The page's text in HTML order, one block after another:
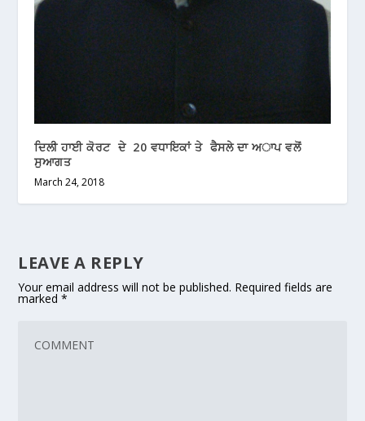
ਦਿਲੀ ਹਾਈ ਕੋਰਟ ਦੇ 20 ਵਧਾਇਕਾਂ ਤੇ ਫੈਸਲੇ ਦਾ ਅਾਪ ਵਲੋਂ
ਸੁਆਗਤ
March 24, 2018
LEAVE A REPLY
Your email address will not be published. Required fields are
marked*